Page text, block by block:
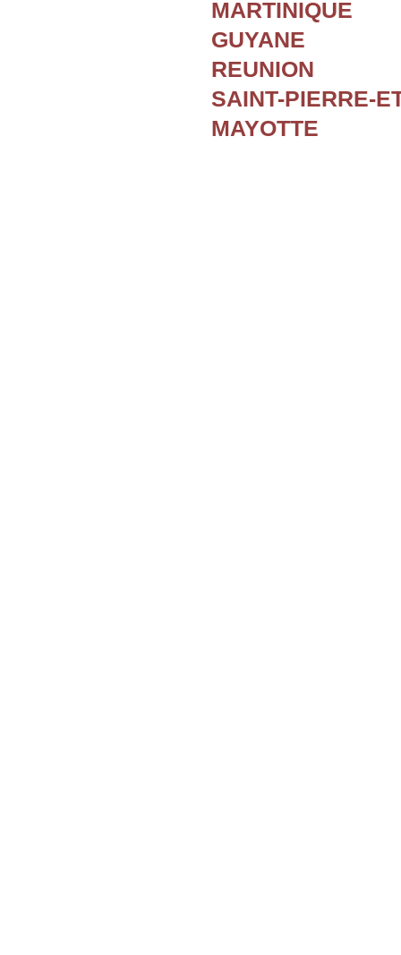
MARTINIQUE
GUYANE
REUNION
SAINT-PIERRE-
MAYOTTE